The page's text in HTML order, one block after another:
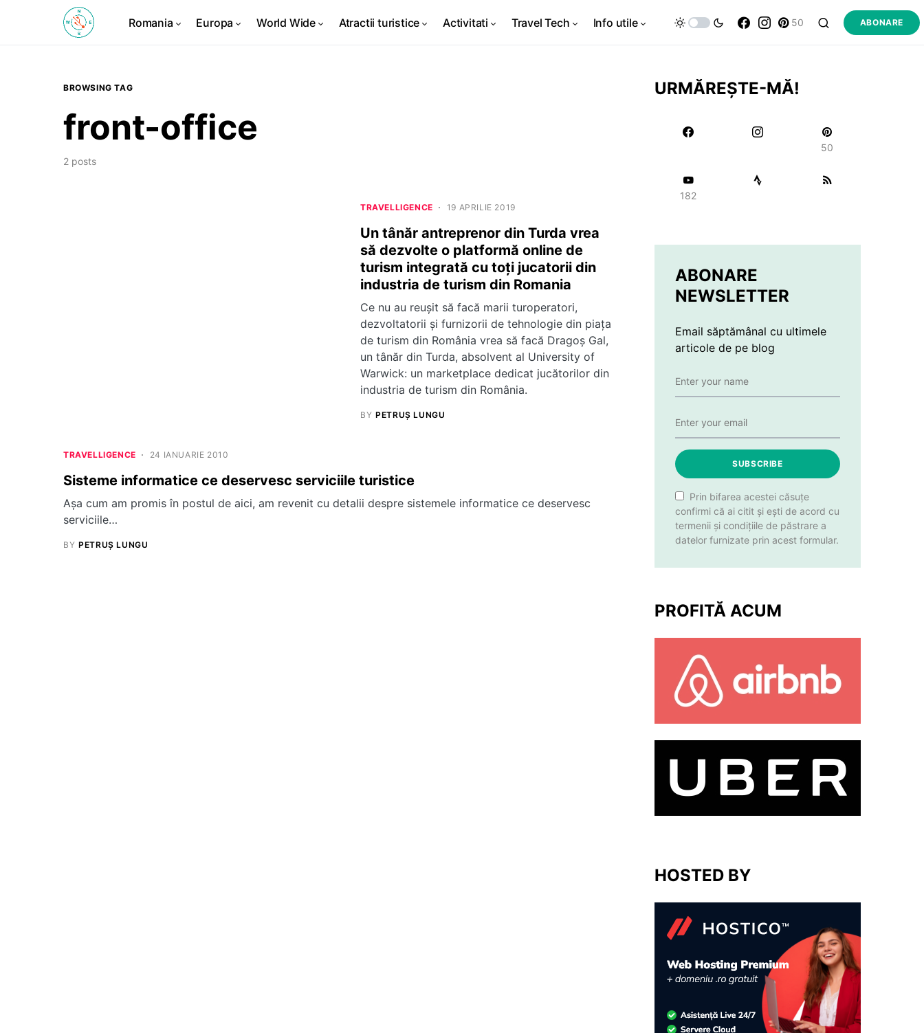
Romania Europa World Wide Atractii turistice Activitati Travel Tech Info utile 50 ABONARE
BROWSING TAG
front-office
2 posts
TRAVELLIGENCE 19 APRILIE 2019
Un tânăr antreprenor din Turda vrea
să dezvolte o platformă online de
turism integrată cu toți jucatorii din
industria de turism din Romania
Ce nu au reușit să facă marii turoperatori,
dezvoltatorii și furnizorii de tehnologie din piața
de turism din România vrea să facă Dragoș Gal,
un tânăr din Turda, absolvent al University of
Warwick: un marketplace dedicat jucătorilor din
industria de turism din România.
BY PETRUȘ LUNGU
TRAVELLIGENCE 24 IANUARIE 2010
Sisteme informatice ce deservesc serviciile turistice
Aşa cum am promis în postul de aici, am revenit cu detalii despre sistemele informatice ce deservesc
serviciile…
BY PETRUȘ LUNGU
URMĂREȘTE-MĂ!
50
182
ABONARE
NEWSLETTER
Email săptămânal cu ultimele
articole de pe blog
SUBSCRIBE
Prin bifarea acestei căsuțe
confirmi că ai citit și ești de acord cu
termenii și condițiile de păstrare a
datelor furnizate prin acest formular.
PROFITĂ ACUM
HOSTED BY